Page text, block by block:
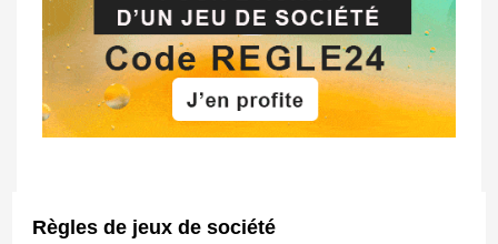
Règles de jeux de société